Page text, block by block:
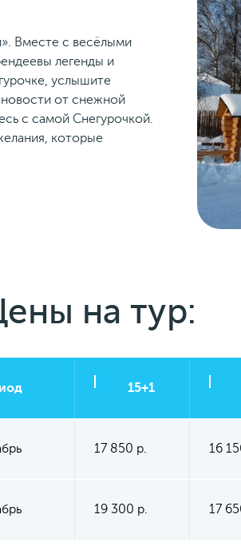
Вместе с весёлыми
легенды и
услышите
от снежной
с самой Снегурочкой.
которые
на тур:
15+1
17 850 р. 16
19 300 р. 17